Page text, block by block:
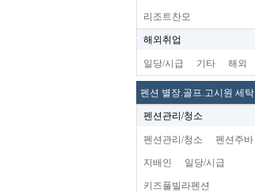
리조트찬모
해외취업
일당/시급 기타 해외
펜션 별장.골프.고시원 세탁
펜션관리/청소
펜션관리/청소 펜션주바
지배인 일당/시급
키즈풀빌라펜션